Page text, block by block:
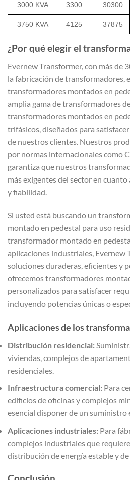
3000 KVA 3300 30300
3750 KVA 4125 37875
¿Por qué elegir el
Evernew Transformer, con más de
la fabricación de transformadores,
transformadores montados en
amplia gama de transformadores
transformadores montados en
trifásicos, diseñados para
de nuestros clientes. Nuestros
por normas internacionales como
garantiza que nuestros
más exigentes del sector en
y fiabilidad.
Si usted está buscando un
montado en pedestal para uso
transformador montado en
aplicaciones industriales, Evernew
soluciones duraderas, eficientes y
ofrecemos transformadores
personalizados para satisfacer
incluyendo potencias únicas o
Aplicaciones de los
Distribución residencial:
viviendas, complejos de
residenciales.
Infraestructura comercial: Para
edificios de oficinas y complejos
esencial disponer de un suministro
Aplicaciones industriales: Para
complejos industriales que
distribución de energía estable y de